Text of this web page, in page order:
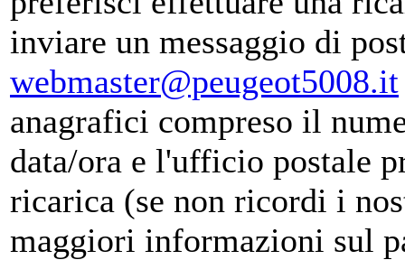
inviare un messaggio di
webmaster@peugeot5008.it
anagrafici compreso il
data/ora e l'ufficio postale
ricarica (se non ricordi i
maggiori informazioni sul